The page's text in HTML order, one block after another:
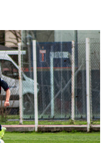
en
una
ventana
nueva)
en
una
nueva)
en